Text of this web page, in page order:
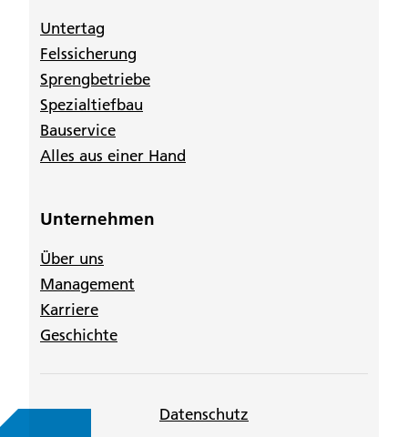
Untertag
Felssicherung
Sprengbetriebe
Spezialtiefbau
Bauservice
Alles aus einer Hand
Unternehmen
Über uns
Management
Karriere
Geschichte
Datenschutz